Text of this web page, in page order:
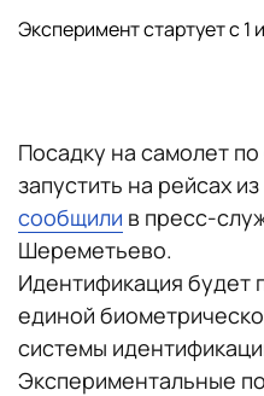
Эксперимент стартует с 1
Посадку на самолет
запустить на рейсах
сообщили в пресс-
Шереметьево.
Идентификация будет
единой
системы
Экспериментальные